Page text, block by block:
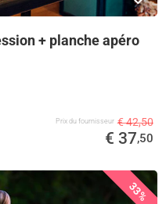
+ planche apéro
Prix ​​du fournisseur € 42,50
€ 37,50
33%